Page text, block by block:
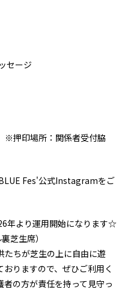
セージ
※押印場所：関係者受付脇
Fes'公式Instagramをご
年より運用開始になります☆
芝生席）
ちが芝生の上に自由に遊
りますので、ぜひご利用く
の方が責任を持って見守っ